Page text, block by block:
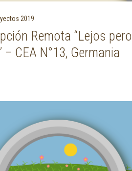
2019
Remota “Lejos pero
– CEA N°13, Germania